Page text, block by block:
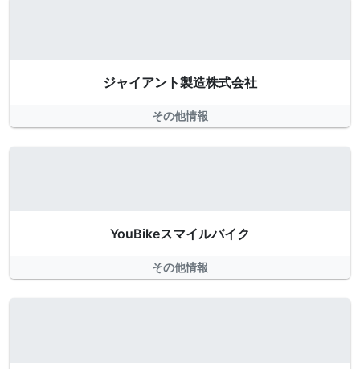
ジャイアント製造株式会社
その他情報
YouBikeスマイルバイク
その他情報